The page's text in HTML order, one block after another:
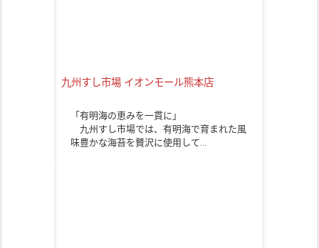
九州すし市場 イオンモール熊本店
「有明海の恵みを一貫に」
九州すし市場では、有明海で育まれた風
味豊かな海苔を贅沢に使用して…